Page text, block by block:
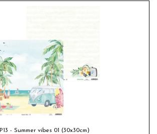
P13 - Summer vibes 01 (30x30cm)